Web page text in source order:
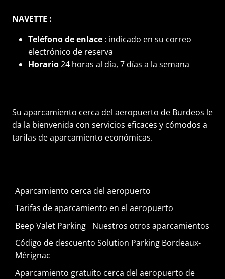
NAVETTE :
Teléfono de enlace : indicado en su correo
electrónico de reserva
Horario24 horas al día, 7 días a la semana
Su aparcamiento cerca del aeropuerto de Burdeos le
da la bienvenida con servicios eficaces y cómodos a
tarifas de aparcamiento económicas.
Aparcamiento cerca del aeropuerto
Tarifas de aparcamiento en el aeropuerto
Beep Valet Parking
Nuestros otros aparcamientos
Código de descuento Solution Parking Bordeaux-
Mérignac
Aparcamiento gratuito cerca del aeropuerto de